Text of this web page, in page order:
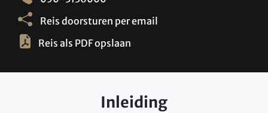
Reis doorsturen per email
Reis als PDF opslaan
Inleiding